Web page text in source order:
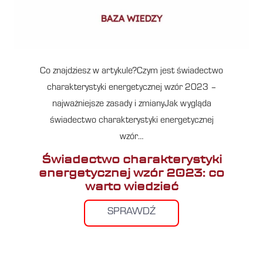
Co znajdziesz w artykule?Czym jest świadectwo
charakterystyki energetycznej wzór 2023 –
najważniejsze zasady i zmianyJak wygląda
świadectwo charakterystyki energetycznej
wzór…
Świadectwo charakterystyki
energetycznej wzór 2023: co
warto wiedzieć
SPRAWDŹ